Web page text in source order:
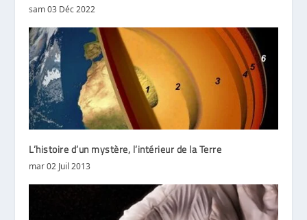
sam 03 Déc 2022
L’histoire d’un mystère, l’intérieur de la Terre
mar 02 Juil 2013